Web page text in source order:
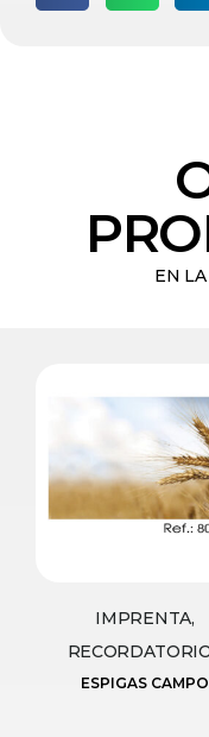
EN
IMPRENTA,
ESPIGAS CAMPO